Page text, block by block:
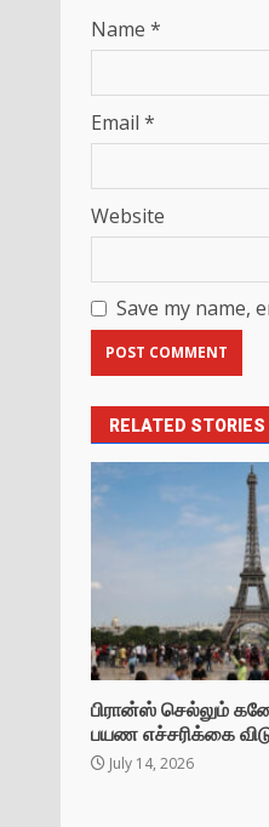
Name *
Email *
Website
Save my name,
RELATED STORIES
பிரான்ஸ் செல்லும்
பயண எச்சரிக்கை
July 14, 2026